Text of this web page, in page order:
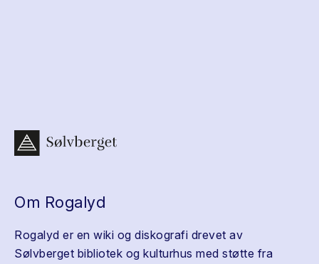
Om Rogalyd
Rogalyd er en wiki og diskografi drevet av
Sølvberget bibliotek og kulturhus med støtte fra